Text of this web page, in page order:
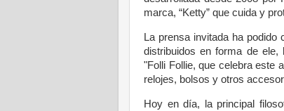
marca, “Ketty” que cuida y
La prensa invitada ha
distribuidos en forma de
"Folli Follie, que celebra este
relojes, bolsos y otros
Hoy en día, la principal